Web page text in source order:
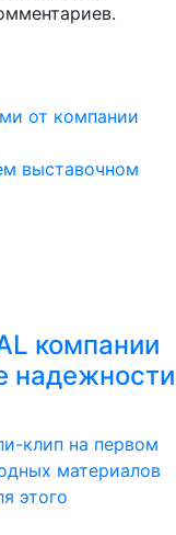
от компании
выставочном
компании
надежности
клип на первом
материалов
этого